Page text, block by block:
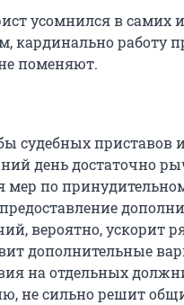
усомнился в самих
кардинально работу
поменяют.
судебных приставов
день достаточно
мер по
вероятно, ускорит
дополнительные
на отдельных
не сильно решит